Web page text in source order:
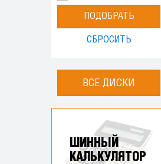
ПОДОБРАТЬ
СБРОСИТЬ
ВСЕ ДИСКИ
ШИННЫЙ
КАЛЬКУЛЯТОР